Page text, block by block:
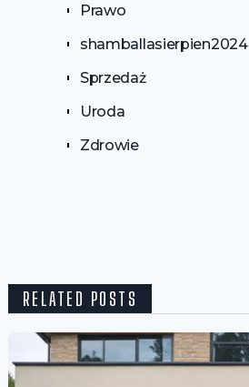
Prawo
shamballasierpien2024
Sprzedaż
Uroda
Zdrowie
RELATED POSTS